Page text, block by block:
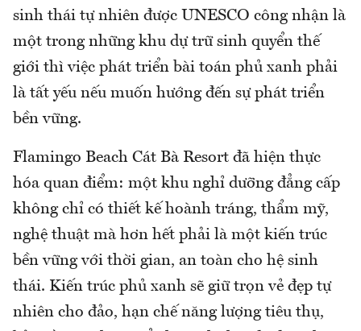
sinh thái tự nhiên được UNESCO công nhận là
một trong những khu dự trữ sinh quyển thế
giới thì việc phát triển bài toán phủ xanh phải
là tất yếu nếu muốn hướng đến sự phát triển
bền vững.
Flamingo Beach Cát Bà Resort đã hiện thực
hóa quan điểm: một khu nghỉ dưỡng đẳng cấp
không chỉ có thiết kế hoành tráng, thẩm mỹ,
nghệ thuật mà hơn hết phải là một kiến trúc
bền vững với thời gian, an toàn cho hệ sinh
thái. Kiến trúc phủ xanh sẽ giữ trọn vẻ đẹp tự
nhiên cho đảo, hạn chế năng lượng tiêu thụ,